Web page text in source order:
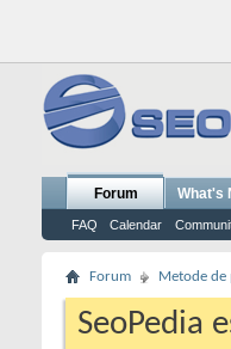
Forum
FAQ Calendar
What's
Forum Metode de
SeoPedia